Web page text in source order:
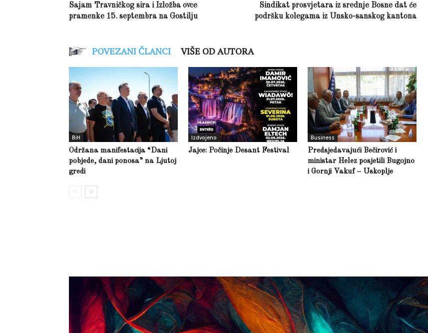
Sajam Travničkog sira i Izložba ovce
pramenke 15. septembra na Gostilju
Sindikat prosvjetara iz srednje Bosne dat će
podršku kolegama iz Unsko-sanskog kantona
POVEZANI ČLANCI VIŠE OD AUTORA
BiH
Održana manifestacija “Dani
pobjede, dani ponosa” na Ljutoj
gredi
Izdvojeno
Jajce: Počinje Desant Festival
Business
Predsjedavajući Bečirović i
ministar Helez posjetili Bugojno
i Gornji Vakuf – Uskoplje